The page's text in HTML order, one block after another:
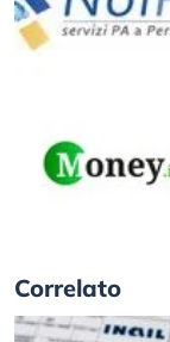
Correlato